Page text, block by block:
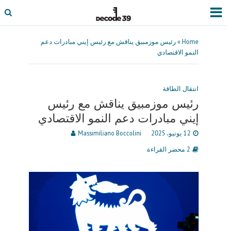
Home
»رئيس موزمبيق يناقش مع رئيس إيني مبادرات دعم
النمو الاقتصادي
انتقال الطاقة
رئيس موزمبيق يناقش مع رئيس
إيني مبادرات دعم النمو الاقتصادي
12 يونيو، 2025
Massimiliano Boccolini
2 محضر القراءة